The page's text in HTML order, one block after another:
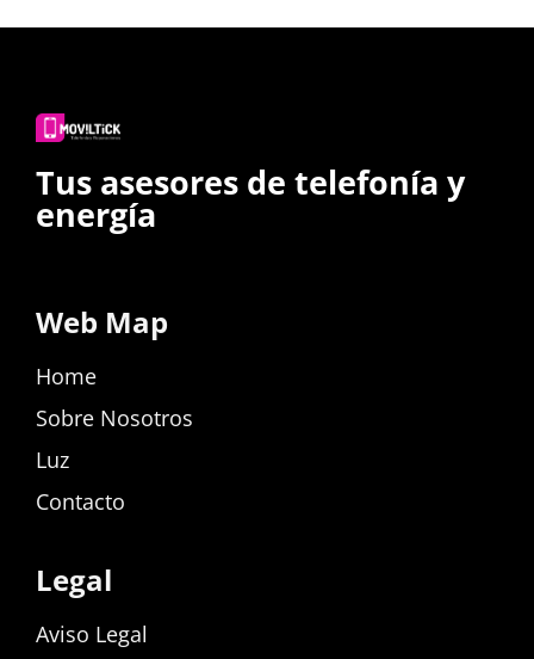
Tus asesores de telefonía y
energía
Web Map
Home
Sobre Nosotros
Luz
Contacto
Legal
Aviso Legal